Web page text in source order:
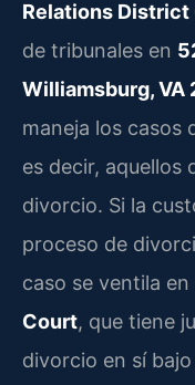
Relations District
de tribunales en
Williamsburg, VA
maneja los
es decir, aquellos
divorcio. Si la
proceso de
caso se ventila en
Court, que tiene
divorcio en sí bajo